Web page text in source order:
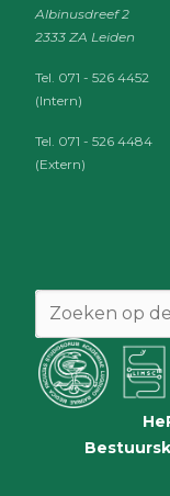
Albinusdreef 2
2333 ZA Leiden
Tel. 071 - 526 4452
(Intern)
Tel. 071 - 526 4484
(Extern)